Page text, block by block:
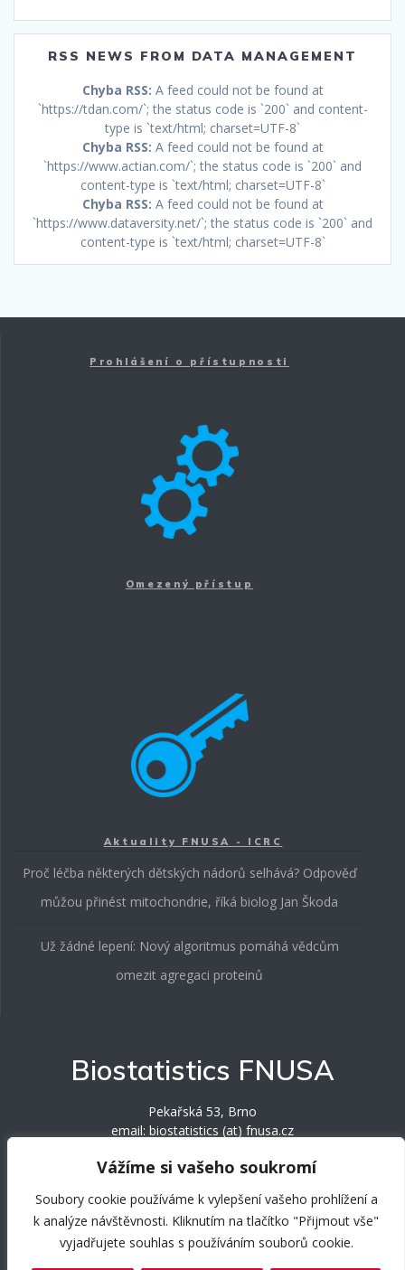
Vážíme si vašeho soukromí
Soubory cookie používáme k vylepšení vašeho prohlížení a
k analýze návštěvnosti. Kliknutím na tlačítko "Přijmout vše"
vyjadřujete souhlas s používáním souborů cookie.
RSS NEWS FROM DATA MANAGEMENT
Chyba RSS: A feed could not be found at
`https://tdan.com/`; the status code is `200` and content-
type is `text/html; charset=UTF-8`
Chyba RSS: A feed could not be found at
`https://www.actian.com/`; the status code is `200` and
content-type is `text/html; charset=UTF-8`
Chyba RSS: A feed could not be found at
`https://www.dataversity.net/`; the status code is `200` and
content-type is `text/html; charset=UTF-8`
Prohlášení o přístupnosti
Omezený přístup
Aktuality FNUSA - ICRC
Proč léčba některých dětských nádorů selhává? Odpověď
můžou přinést mitochondrie, říká biolog Jan Škoda
Už žádné lepení: Nový algoritmus pomáhá vědcům
omezit agregaci proteinů
Biostatistics FNUSA
Pekařská 53, Brno
email: biostatistics (at) fnusa.cz